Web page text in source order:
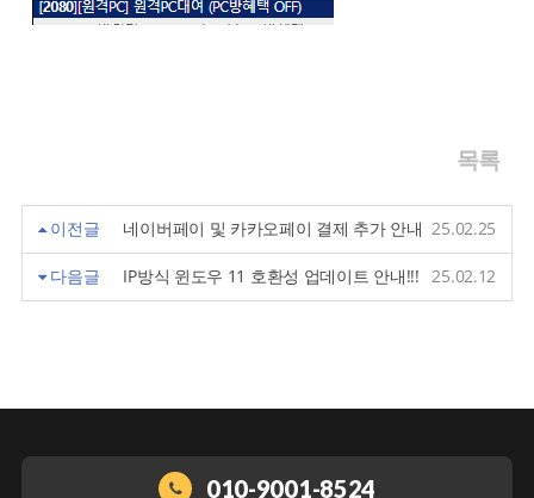
목록
이전글 네이버페이 및 카카오페이 결제 추가 안내 25.02.25
다음글 IP방식 윈도우 11 호환성 업데이트 안내!!! 25.02.12
010-9001-8524